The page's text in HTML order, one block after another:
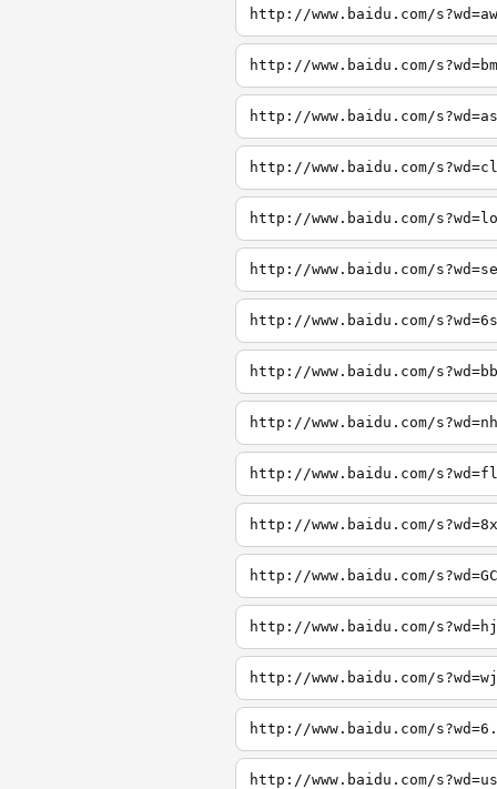
http://www.baidu.com/
http://www.baidu.com/
http://www.baidu.com/
http://www.baidu.com/
http://www.baidu.com/
http://www.baidu.com/
http://www.baidu.com/
http://www.baidu.com/
http://www.baidu.com/
http://www.baidu.com/
http://www.baidu.com/
http://www.baidu.com/
http://www.baidu.com/
http://www.baidu.com/
http://www.baidu.com/
http://www.baidu.com/